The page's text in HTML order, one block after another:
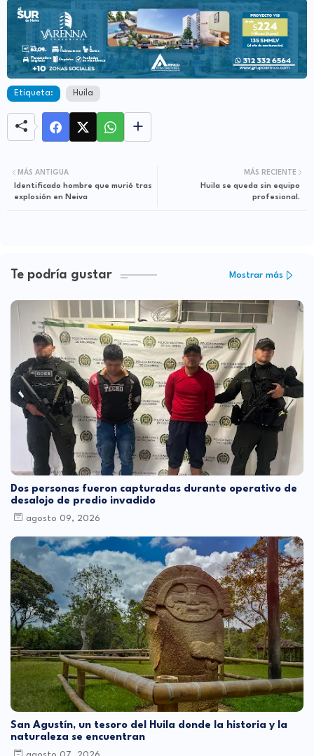
Etiqueta: Huila
MÁS RECIENTE
Huila se queda sin equipo
profesional.
MÁS ANTIGUA
Identificado hombre que murió tras
explosión en Neiva
Te podría gustar Mostrar más
Dos personas fueron capturadas durante operativo de
desalojo de predio invadido
agosto 09, 2026
San Agustín, un tesoro del Huila donde la historia y la
naturaleza se encuentran